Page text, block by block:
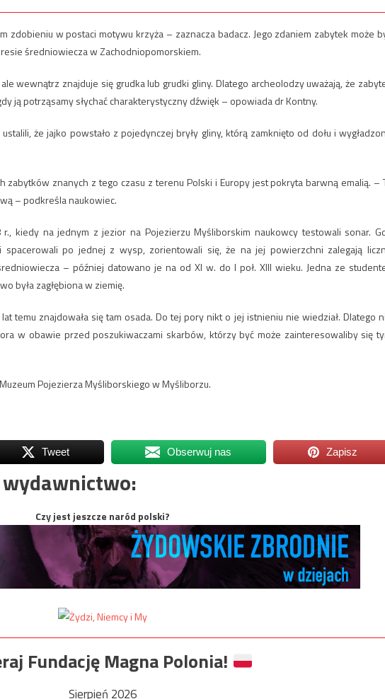
zdobieniu w postaci motywu krzyża – zaznacza badacz. Jego zdaniem zabytek może
średniowiecza w Zachodniopomorskiem.
wewnątrz znajduje się grudka lub grudki gliny. Dlatego archeolodzy uważają, że
ją potrząsamy słychać charakterystyczny dźwięk – opowiada dr Kontny.
że jajko powstało z pojedynczej bryły gliny, którą zamknięto od dołu i
zabytków znanych z tego czasu z terenu Polski i Europy jest pokryta barwną emalią. –
– podkreśla naukowiec.
kiedy na jednym z jezior na Pojezierzu Myśliborskim naukowcy testowali sonar.
spacerowali po jednej z wysp, zorientowali się, że na jej powierzchni zalegają
– później datowano je na od XI w. do I poł. XIII wieku. Jedna ze
była zagłębiona w ziemię.
temu znajdowała się tam osada. Do tej pory nikt o jej istnieniu nie wiedział. Dlatego
w obawie przed poszukiwaczami skarbów, którzy być może zainteresowaliby się
Pojezierza Myśliborskiego w Myśliborzu.
Tweet Obserwuj nas Zapisz
Czy jest jeszcze naród polski?
Fundację Magna Polonia!
Sierpień 2026